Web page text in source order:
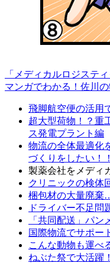
「メディカルロジステ
マンガでわかる！佐川
飛脚航空便の活用
超大型荷物！？重
ス発電プラント編
物流の全体最適化
づくりをしたい！！
製薬会社をメディ
クリニックの検体
梱包材の大量廃棄
ドライバー不足問
「共同配送」パン
国際物流でサポー
こんな動物も運べ
ねぶた祭で大活躍